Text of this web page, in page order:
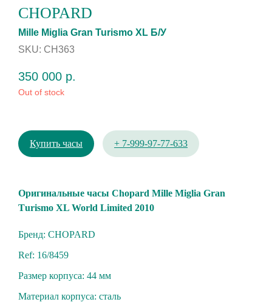
CHOPARD
Mille Miglia Gran Turismo XL Б/У
SKU: CH363
350 000 р.
Out of stock
Купить часы + 7-999-97-77-633
Oригинальные часы Chорard Mille Miglia Gran
Тurismо ХL World Limited 2010
Бренд: CHOPARD
Ref: 16/8459
Размер корпуса: 44 мм
Материал корпуса: cтaль